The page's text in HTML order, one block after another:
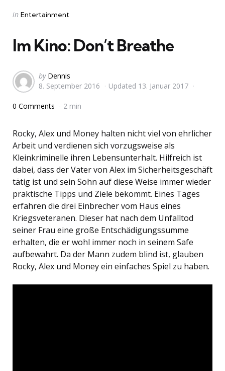
Categories
Posted
in Entertainment
Im Kino: Don’t Breathe
Posted
by
by Dennis
8. September 2016
Updated 13. Januar 2017
0 Comments 2 min
Rocky, Alex und Money halten nicht viel von ehrlicher
Arbeit und verdienen sich vorzugsweise als
Kleinkriminelle ihren Lebensunterhalt. Hilfreich ist
dabei, dass der Vater von Alex im Sicherheitsgeschäft
tätig ist und sein Sohn auf diese Weise immer wieder
praktische Tipps und Ziele bekommt. Eines Tages
erfahren die drei Einbrecher vom Haus eines
Kriegsveteranen. Dieser hat nach dem Unfalltod
seiner Frau eine große Entschädigungssumme
erhalten, die er wohl immer noch in seinem Safe
aufbewahrt. Da der Mann zudem blind ist, glauben
Rocky, Alex und Money ein einfaches Spiel zu haben.